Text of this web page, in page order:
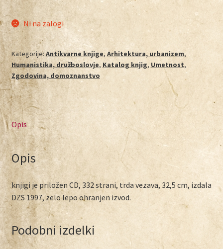
Ni na zalogi
Kategorije:Antikvarne knjige, Arhitektura, urbanizem,
Humanistika, družboslovje, Katalog knjig,Umetnost,
Zgodovina, domoznanstvo
Opis
Opis
knjigi je priložen CD, 332 strani, trda vezava, 32,5 cm, izdala
DZS 1997, zelo lepo ohranjen izvod.
Podobni izdelki